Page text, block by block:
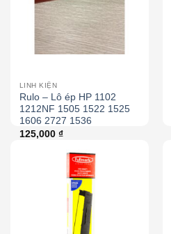
LINH KIỆN
Rulo – Lô ép HP 1102
1212NF 1505 1522 1525
1606 2727 1536
125,000 ₫